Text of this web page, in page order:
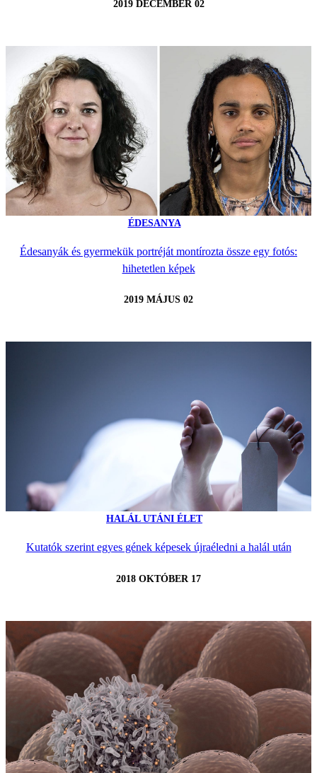
2019 DECEMBER 02
ÉDESANYA
Édesanyák és gyermekük portréját montírozta össze egy fotós:
hihetetlen képek
2019 MÁJUS 02
HALÁL UTÁNI ÉLET
Kutatók szerint egyes gének képesek újraéledni a halál után
2018 OKTÓBER 17